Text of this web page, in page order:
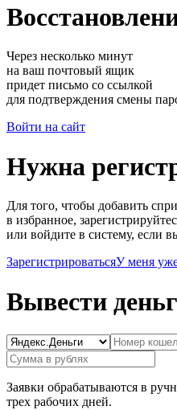
Через несколько минут
на ваш почтовый ящик
придет письмо со ссылкой
для подтверждения смены
Войти на сайт
Нужна
Для того, чтобы добавить
в избранное,
или войдите в систему, если
ЗарегистрироватьсяУ меня уже
Вывести
Заявки обрабатываются в
трех рабочих дней.